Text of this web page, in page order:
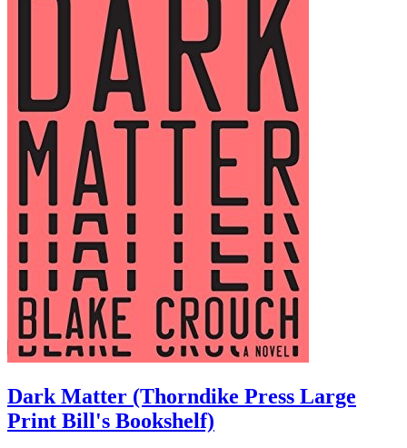
Dark Matter (Thorndike Press Large
Print Bill's Bookshelf)